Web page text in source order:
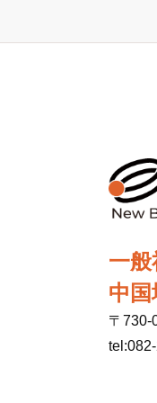
一般
中
〒730-